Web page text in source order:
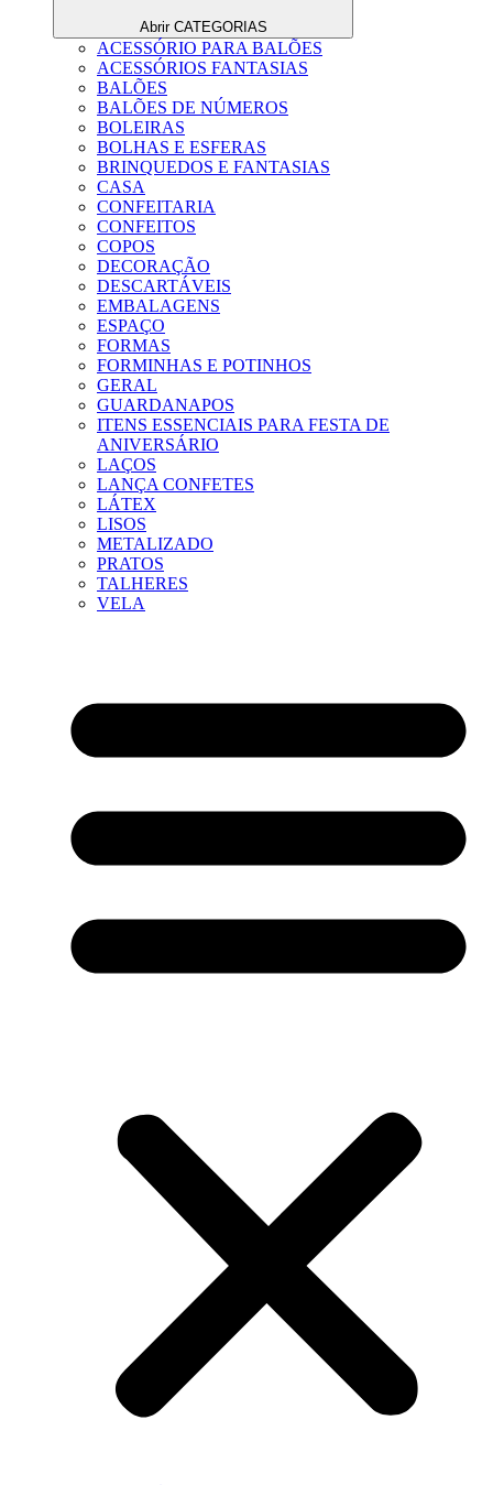
Abrir CATEGORIAS
ACESSÓRIO PARA BALÕES
ACESSÓRIOS FANTASIAS
BALÕES
BALÕES DE NÚMEROS
BOLEIRAS
BOLHAS E ESFERAS
BRINQUEDOS E FANTASIAS
CASA
CONFEITARIA
CONFEITOS
COPOS
DECORAÇÃO
DESCARTÁVEIS
EMBALAGENS
ESPAÇO
FORMAS
FORMINHAS E POTINHOS
GERAL
GUARDANAPOS
ITENS ESSENCIAIS PARA FESTA DE
ANIVERSÁRIO
LAÇOS
LANÇA CONFETES
LÁTEX
LISOS
METALIZADO
PRATOS
TALHERES
VELA